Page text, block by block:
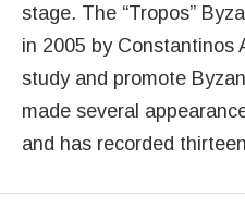
stage. The “Tropos”
in 2005 by Constantinos
study and promote
made several
and has recorded